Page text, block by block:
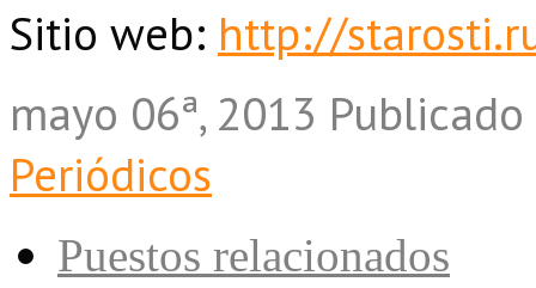
Sitio web: http://
mayo 06ª, 2013
Periódicos
Puestos relacionados